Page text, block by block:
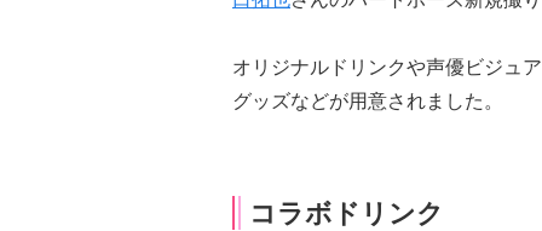
オリジナルドリンクや声優ビジュ
グッズなどが用意されました。
コラボドリンク